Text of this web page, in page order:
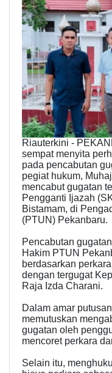
Riauterkini -
sempat menyita
pada pencabutan
pegiat hukum,
mencabut gugatan
Pengganti Ijazah
Bistamam, di
(PTUN) Pekanbaru.
Pencabutan
Hakim PTUN
berdasarkan
dengan tergugat
Raja Izda Charani.
Dalam amar
memutuskan
gugatan oleh
mencoret perkara
Selain itu,